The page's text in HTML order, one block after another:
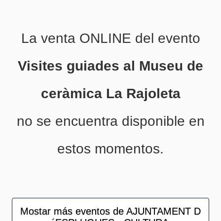
La venta ONLINE del evento
Visites guiades al Museu de
ceràmica La Rajoleta
no se encuentra disponible en
estos momentos.
Mostar más eventos de AJUNTAMENT D